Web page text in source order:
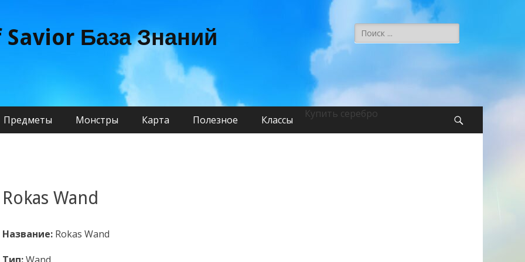
Savior База Знаний Поиск:
Предметы Монстры Карта Полезное Классы Купить серебро
Rokas Wand
Название: Rokas Wand